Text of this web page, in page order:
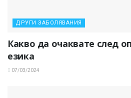
ДРУГИ ЗАБОЛЯВАНИЯ
Какво да очаквате след
езика
07/03/2024